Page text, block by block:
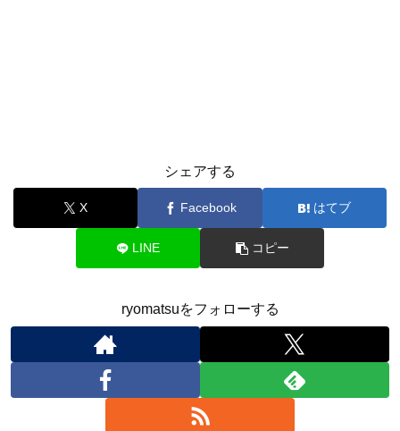
シェアする
X Facebook はてブ
LINE コピー
ryomatsuをフォローする